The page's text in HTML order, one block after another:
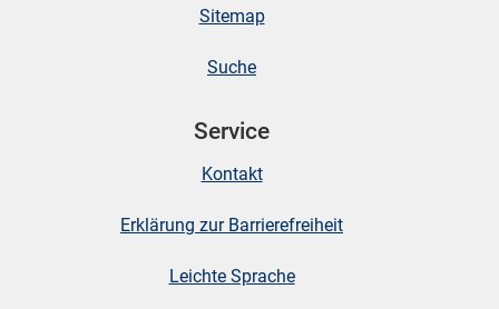
Sitemap
Suche
Service
Kontakt
Erklärung zur Barrierefreiheit
Leichte Sprache